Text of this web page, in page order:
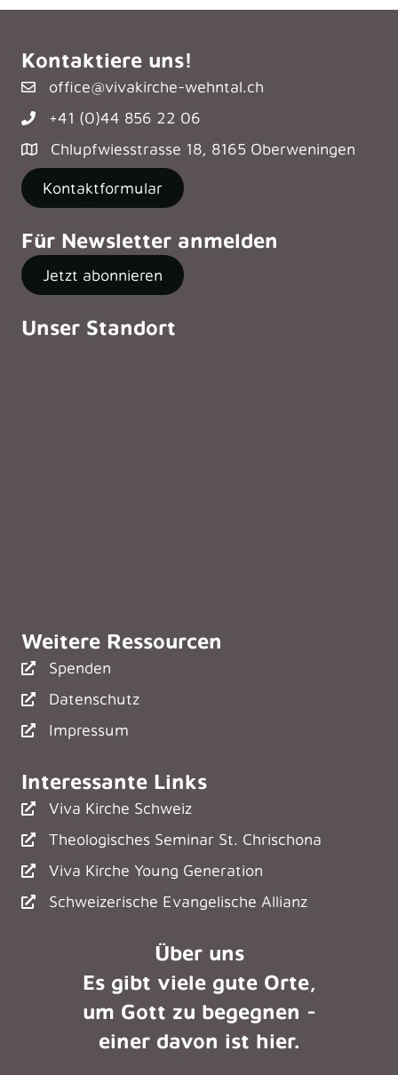
Kontaktiere uns!
office@vivakirche-wehntal.ch
+41 (0)44 856 22 06
Chlupfwiesstrasse 18, 8165 Oberweningen
Kontaktformular
Für Newsletter anmelden
Jetzt abonnieren
Unser Standort
Weitere Ressourcen
Spenden
Datenschutz
Impressum
Interessante Links
Viva Kirche Schweiz
Theologisches Seminar St. Chrischona
Viva Kirche Young Generation
Schweizerische Evangelische Allianz
Über uns
Es gibt viele gute Orte,
um Gott zu begegnen -
einer davon ist hier.